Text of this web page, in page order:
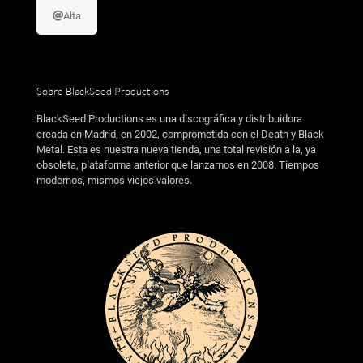
Alta
Sobre BlackSeed Productions
BlackSeed Productions es una discográfica y distribuidora
creada en Madrid, en 2002, comprometida con el Death y Black
Metal. Esta es nuestra nueva tienda, una total revisión a la, ya
obsoleta, plataforma anterior que lanzamos en 2008. Tiempos
modernos, mismos viejos valores.